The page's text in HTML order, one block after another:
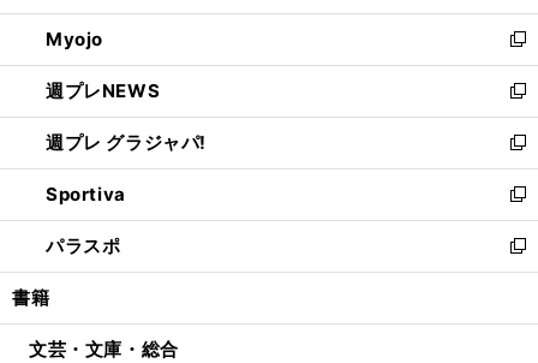
開
く
ウ
で
開
く
ン
ド
ウ
で
開
く
ウ
ィ
ン
ド
ウ
で
開
く
Myojo
新
し
い
ウ
ィ
ン
ド
ウ
で
開
週プレNEWS
新
し
い
ウ
ィ
ン
ド
ウ
開
週プレ グラジャパ!
新
し
い
ウ
ィ
ン
ウ
Sportiva
新
し
い
ウ
ン
パラスポ
新
し
ウ
書籍
文芸・文庫・総合